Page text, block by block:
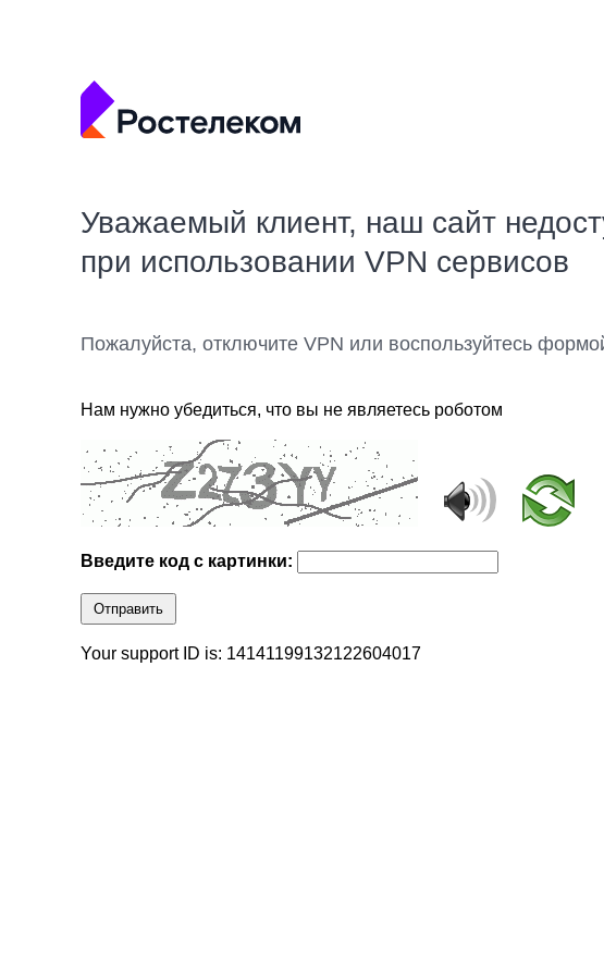
Уважаемый клиент, наш сайт
при использовании VPN сервисов
Пожалуйста, отключите VPN или воспользуйтесь
Нам нужно убедиться, что вы не являетесь роботом
Введите код с картинки:
Отправить
Your support ID is: 14141199132122604017